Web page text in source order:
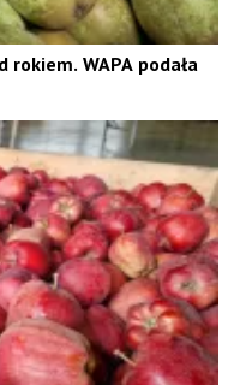
rokiem. WAPA podała